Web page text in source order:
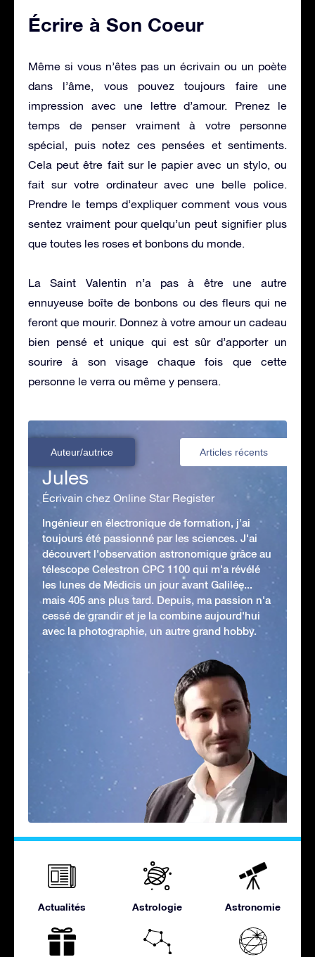
Écrire à Son Coeur
Même si vous n’êtes pas un écrivain ou un poète
dans l’âme, vous pouvez toujours faire une
impression avec une lettre d’amour. Prenez le
temps de penser vraiment à votre personne
spécial, puis notez ces pensées et sentiments.
Cela peut être fait sur le papier avec un stylo, ou
fait sur votre ordinateur avec une belle police.
Prendre le temps d’expliquer comment vous vous
sentez vraiment pour quelqu’un peut signifier plus
que toutes les roses et bonbons du monde.
La Saint Valentin n’a pas à être une autre
ennuyeuse boîte de bonbons ou des fleurs qui ne
feront que mourir. Donnez à votre amour un cadeau
bien pensé et unique qui est sûr d’apporter un
sourire à son visage chaque fois que cette
personne le verra ou même y pensera.
Auteur/autrice Articles récents
Jules
Écrivain chez Online Star Register
Ingénieur en électronique de formation, j’ai
toujours été passionné par les sciences. J'ai
découvert l'observation astronomique grâce au
télescope Celestron CPC 1100 qui m'a révélé
les lunes de Médicis un jour avant Galilée...
mais 405 ans plus tard. Depuis, ma passion n'a
cessé de grandir et je la combine aujourd'hui
avec la photographie, un autre grand hobby.
Actualités Astrologie Astronomie